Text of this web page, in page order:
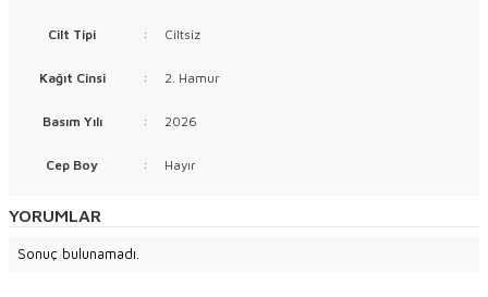
Cilt Tipi : Ciltsiz
Kağıt Cinsi : 2. Hamur
Basım Yılı : 2026
Cep Boy : Hayır
YORUMLAR
Sonuç bulunamadı.